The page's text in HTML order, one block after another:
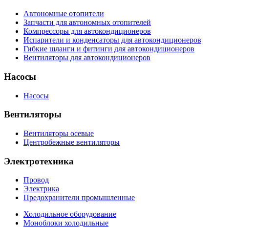
Автономные отопители
Запчасти для автономных отопителей
Компрессоры для автокондиционеров
Испарители и конденсаторы для автокондиционеров
Гибкие шланги и фитинги для автокондиционеров
Вентиляторы для автокондиционеров
Насосы
Насосы
Вентиляторы
Вентиляторы осевые
Центробежные вентиляторы
Электротехника
Провод
Электрика
Предохранители промышленные
Холодильное оборудование
Моноблоки холодильные